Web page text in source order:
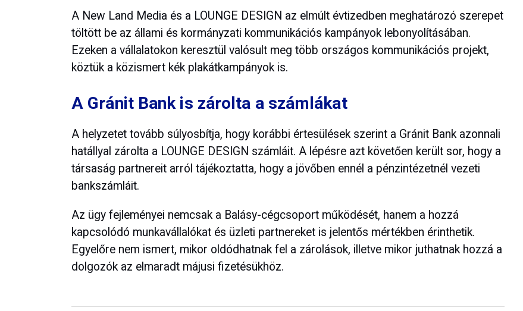
A New Land Media és a LOUNGE DESIGN az elmúlt évtizedben meghatározó szerepet
töltött be az állami és kormányzati kommunikációs kampányok lebonyolításában.
Ezeken a vállalatokon keresztül valósult meg több országos kommunikációs projekt,
köztük a közismert kék plakátkampányok is.
A Gránit Bank is zárolta a számlákat
A helyzetet tovább súlyosbítja, hogy korábbi értesülések szerint a Gránit Bank azonnali
hatállyal zárolta a LOUNGE DESIGN számláit. A lépésre azt követően került sor, hogy a
társaság partnereit arról tájékoztatta, hogy a jövőben ennél a pénzintézetnél vezeti
bankszámláit.
Az ügy fejleményei nemcsak a Balásy-cégcsoport működését, hanem a hozzá
kapcsolódó munkavállalókat és üzleti partnereket is jelentős mértékben érinthetik.
Egyelőre nem ismert, mikor oldódhatnak fel a zárolások, illetve mikor juthatnak hozzá a
dolgozók az elmaradt májusi fizetésükhöz.